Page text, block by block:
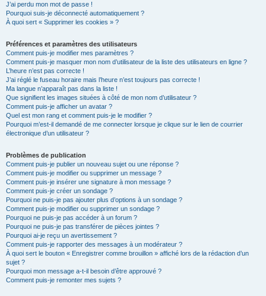
J’ai perdu mon mot de passe !
Pourquoi suis-je déconnecté automatiquement ?
À quoi sert « Supprimer les cookies » ?
Préférences et paramètres des utilisateurs
Comment puis-je modifier mes paramètres ?
Comment puis-je masquer mon nom d’utilisateur de la liste des utilisateurs en ligne ?
L’heure n’est pas correcte !
J’ai réglé le fuseau horaire mais l’heure n’est toujours pas correcte !
Ma langue n’apparaît pas dans la liste !
Que signifient les images situées à côté de mon nom d’utilisateur ?
Comment puis-je afficher un avatar ?
Quel est mon rang et comment puis-je le modifier ?
Pourquoi m’est-il demandé de me connecter lorsque je clique sur le lien de courrier
électronique d’un utilisateur ?
Problèmes de publication
Comment puis-je publier un nouveau sujet ou une réponse ?
Comment puis-je modifier ou supprimer un message ?
Comment puis-je insérer une signature à mon message ?
Comment puis-je créer un sondage ?
Pourquoi ne puis-je pas ajouter plus d’options à un sondage ?
Comment puis-je modifier ou supprimer un sondage ?
Pourquoi ne puis-je pas accéder à un forum ?
Pourquoi ne puis-je pas transférer de pièces jointes ?
Pourquoi ai-je reçu un avertissement ?
Comment puis-je rapporter des messages à un modérateur ?
À quoi sert le bouton « Enregistrer comme brouillon » affiché lors de la rédaction d’un
sujet ?
Pourquoi mon message a-t-il besoin d’être approuvé ?
Comment puis-je remonter mes sujets ?